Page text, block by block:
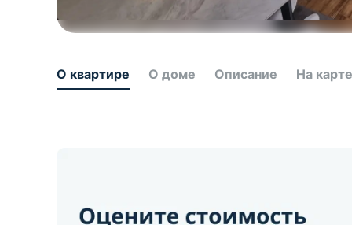
О квартире О доме Описание На карте